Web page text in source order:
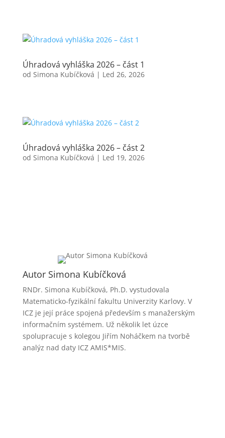
Úhradová vyhláška 2026 – část 1
od Simona Kubíčková | Led 26, 2026
Úhradová vyhláška 2026 – část 2
od Simona Kubíčková | Led 19, 2026
Autor Simona Kubíčková
RNDr. Simona Kubíčková, Ph.D. vystudovala
Matematicko-fyzikální fakultu Univerzity Karlovy. V
ICZ je její práce spojená především s manažerským
informačním systémem. Už několik let úzce
spolupracuje s kolegou Jiřím Noháčkem na tvorbě
analýz nad daty ICZ AMIS*MIS.